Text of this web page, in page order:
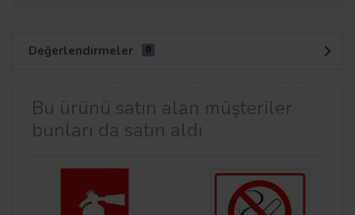
Değerlendirmeler 0
Bu ürünü satın alan müşteriler
bunları da satın aldı